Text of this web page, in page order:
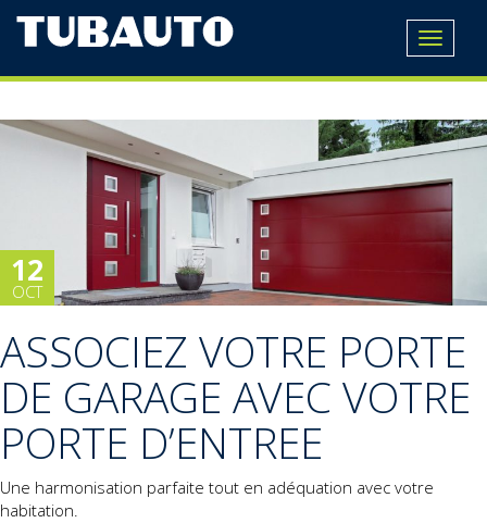
Toggle
12
OCT
ASSOCIEZ VOTRE PORTE
DE GARAGE AVEC VOTRE
PORTE D’ENTREE
Une harmonisation parfaite tout en adéquation avec votre
habitation.